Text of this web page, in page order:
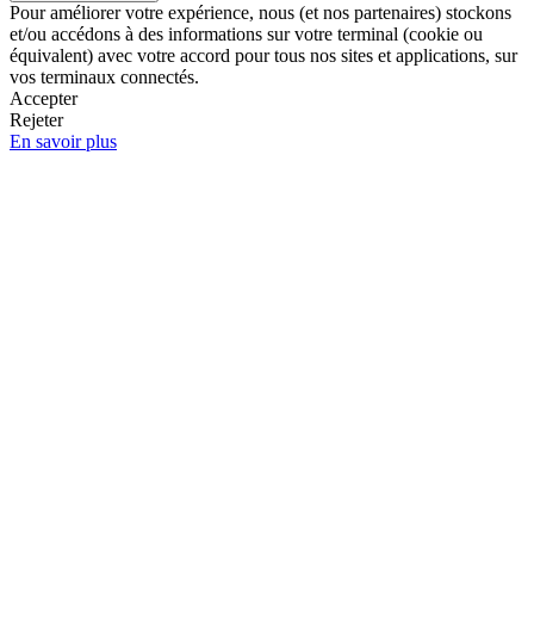
Pour améliorer votre expérience, nous (et nos partenaires) stockons
et/ou accédons à des informations sur votre terminal (cookie ou
équivalent) avec votre accord pour tous nos sites et applications, sur
vos terminaux connectés.
Accepter
Rejeter
En savoir plus